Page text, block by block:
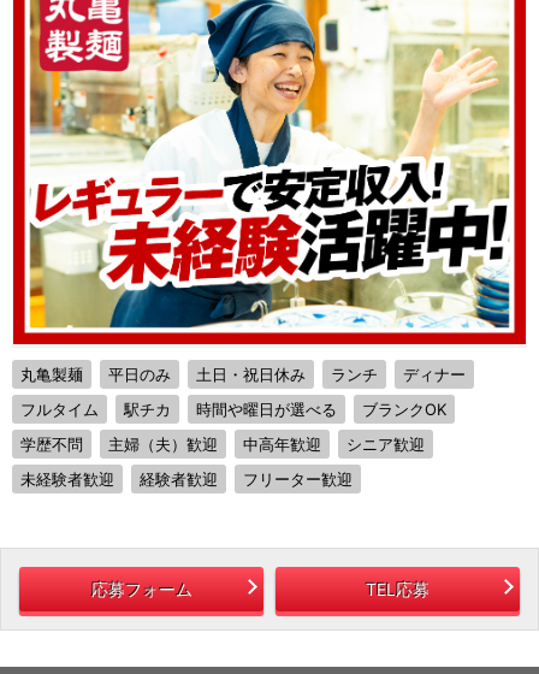
丸亀製麺 平日のみ 土日・祝日休み ランチ
ディナー
フルタイム
駅チカ 時間や曜日が選べる
ブランクOK
学歴不問
主婦（夫）歓迎 中高年歓迎
シニア歓迎
未経験者歓迎
経験者歓迎 フリーター歓迎
応募フォーム TEL応募